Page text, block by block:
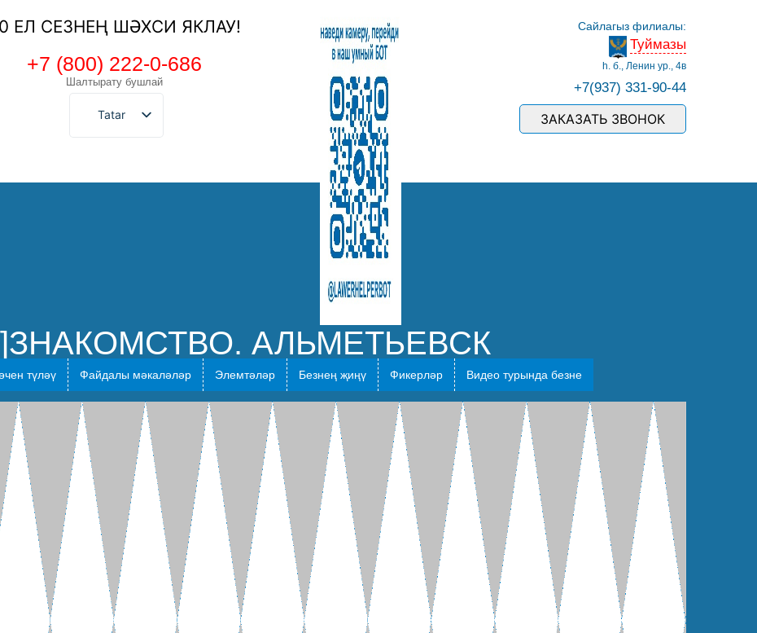
ЕЛ СЕЗНЕҢ ШӘХСИ ЯКЛАУ!
+7 (800) 222-0-686
Шалтырату бушлай
Tatar
Сайлагыз филиалы:
Туймазы
һ. б., Ленин ур., 4в
+7(937) 331-90-44
ЗАКАЗАТЬ ЗВОНОК
түләү Файдалы мәкаләләр Элемтәләр Безнең җиңү Фикерләр Видео турында безне
АЛЬМЕТЬЕВСК